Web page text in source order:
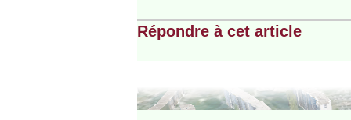
Répondre à cet article